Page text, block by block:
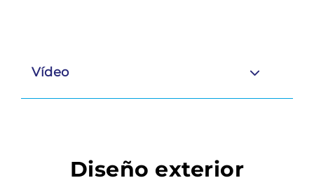
Vídeo
Diseño exterior